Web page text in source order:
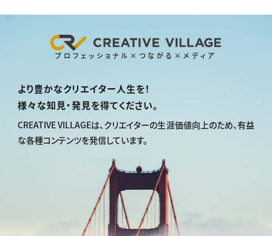
プロフェッショナル×つながる×メディア
より豊かなクリエイター人生を！
様々な知見・発見を得てください。
CREATIVE VILLAGEは、クリエイターの生涯価値向上のため、有益
な各種コンテンツを発信しています。